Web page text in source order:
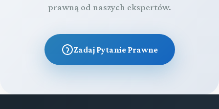
prawną od naszych ekspertów.
Zadaj Pytanie Prawne